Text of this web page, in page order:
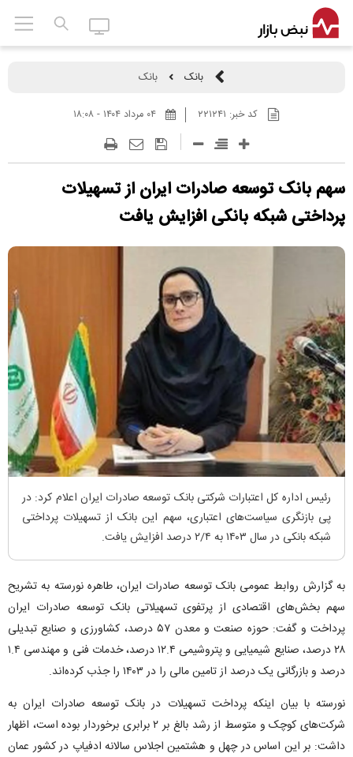
بانک بانک
کد خبر: ۲۲۱۲۴۱
سهم بانک توسعه صادرات ایران از تسهیلات
پرداختی شبکه بانکی افزایش یافت
رئیس اداره کل اعتبارات شرکتی بانک توسعه صادرات ایران اعلام کرد: در
پی بازنگری سیاست‌های اعتباری، سهم این بانک از تسهیلات پرداختی
شبکه بانکی در سال ۱۴۰۳ به ۲/۴ درصد افزایش یافت.
به گزارش روابط عمومی بانک توسعه صادرات ایران، طاهره نورسته به تشریح
سهم بخش‌های اقتصادی از پرتفوی تسهیلاتی بانک توسعه صادرات ایران
پرداخت و گفت: حوزه صنعت و معدن ۵۷ درصد، کشاورزی و صنایع تبدیلی
۲۸ درصد، صنایع شیمیایی و پتروشیمی ۱۲.۴ درصد، خدمات فنی و مهندسی ۱.۴
درصد و بازرگانی یک درصد از تامین مالی را در ۱۴۰۳ را جذب کرده‌اند.
نورسته با بیان اینکه پرداخت تسهیلات در بانک توسعه صادرات ایران به
شرکت‌های کوچک و متوسط از رشد بالغ بر ۲ برابری برخوردار بوده است، اظهار
داشت: بر این اساس در چهل و هشتمین اجلاس سالانه ادفیاپ در کشور عمان